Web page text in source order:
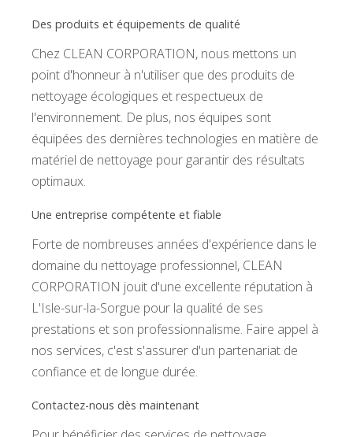
Des produits et équipements de qualité
Chez CLEAN CORPORATION, nous mettons un
point d'honneur à n'utiliser que des produits de
nettoyage écologiques et respectueux de
l'environnement. De plus, nos équipes sont
équipées des dernières technologies en matière de
matériel de nettoyage pour garantir des résultats
optimaux.
Une entreprise compétente et fiable
Forte de nombreuses années d'expérience dans le
domaine du nettoyage professionnel, CLEAN
CORPORATION jouit d'une excellente réputation à
L'Isle-sur-la-Sorgue pour la qualité de ses
prestations et son professionnalisme. Faire appel à
nos services, c'est s'assurer d'un partenariat de
confiance et de longue durée.
Contactez-nous dès maintenant